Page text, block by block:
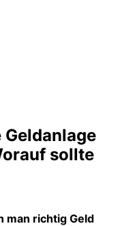
Geldanlage
sollte
man richtig Geld